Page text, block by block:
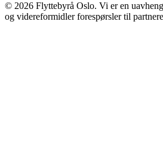
© 2026 Flyttebyrå Oslo. Vi er en
og videreformidler forespørsler til